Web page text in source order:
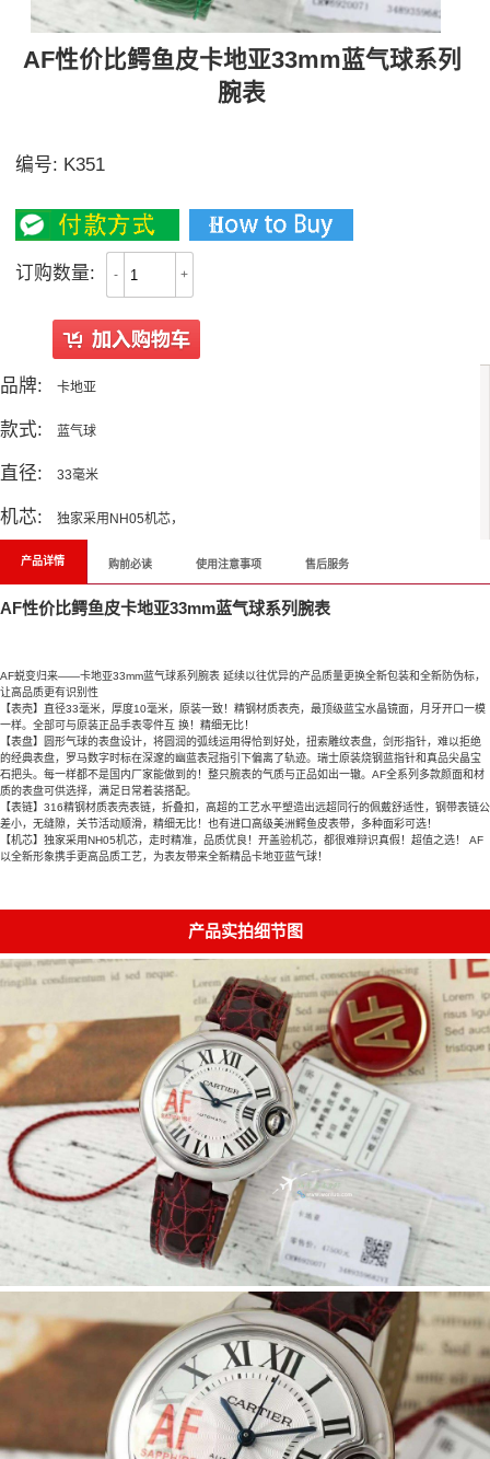
AF性价比鳄鱼皮卡地亚33mm蓝气球系列
腕表
编号: K351
订购数量: - +
品牌: 卡地亚
款式: 蓝气球
直径: 33毫米
机芯: 独家采用NH05机芯，
产品详情 购前必读 使用注意事项 售后服务
AF性价比鳄鱼皮卡地亚33mm蓝气球系列腕表
AF蜕变归来——卡地亚33mm蓝气球系列腕表 延续以往优异的产品质量更换全新包装和全新防伪标，
让高品质更有识别性
【表壳】直径33毫米，厚度10毫米，原装一致！精钢材质表壳，最顶级蓝宝水晶镜面，月牙开口一模
一样。全部可与原装正品手表零件互 换！精细无比！
【表盘】圆形气球的表盘设计，将圆润的弧线运用得恰到好处，扭索雕纹表盘，剑形指针，难以拒绝
的经典表盘，罗马数字时标在深邃的幽蓝表冠指引下偏离了轨迹。瑞士原装烧钢蓝指针和真品尖晶宝
石把头。每一样都不是国内厂家能做到的！整只腕表的气质与正品如出一辙。AF全系列多款颜面和材
质的表盘可供选择，满足日常着装搭配。
【表链】316精钢材质表壳表链，折叠扣，高超的工艺水平塑造出远超同行的佩戴舒适性，钢带表链公
差小，无缝隙，关节活动顺滑，精细无比！也有进口高级美洲鳄鱼皮表带，多种面彩可选！
【机芯】独家采用NH05机芯，走时精准，品质优良！开盖验机芯，都很难辩识真假！超值之选！ AF
以全新形象携手更高品质工艺，为表友带来全新精品卡地亚蓝气球！
产品实拍细节图